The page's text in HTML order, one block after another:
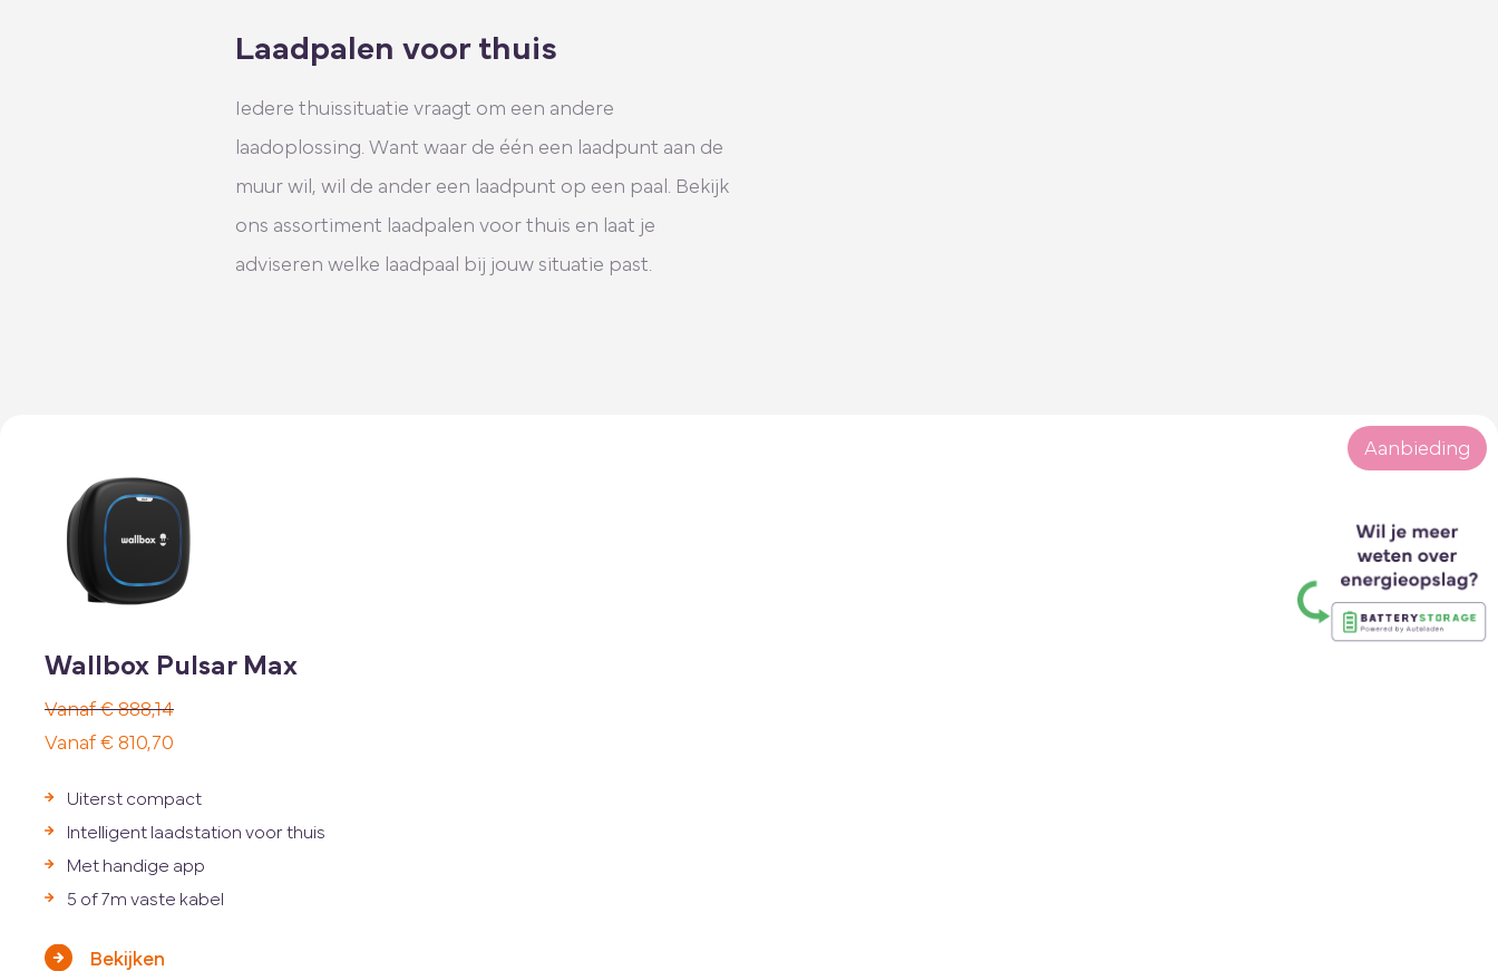
Laadpalen voor thuis
Iedere thuissituatie vraagt om een andere
laadoplossing. Want waar de één een laadpunt aan de
muur wil, wil de ander een laadpunt op een paal. Bekijk
ons assortiment laadpalen voor thuis en laat je
adviseren welke laadpaal bij jouw situatie past.
Aanbieding
Wallbox Pulsar Max
€888,14
Oorspronkelijke
was:
€ 888,14.
€ 810,70
Huidige
prijs
is:
€ 810,70.
Uiterst compact
Intelligent laadstation voor thuis
Met handige app
5 of 7m vaste kabel
Bekijken